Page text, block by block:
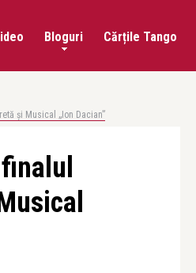
Bloguri Cărțile Tango
și Musical „Ion Dacian”